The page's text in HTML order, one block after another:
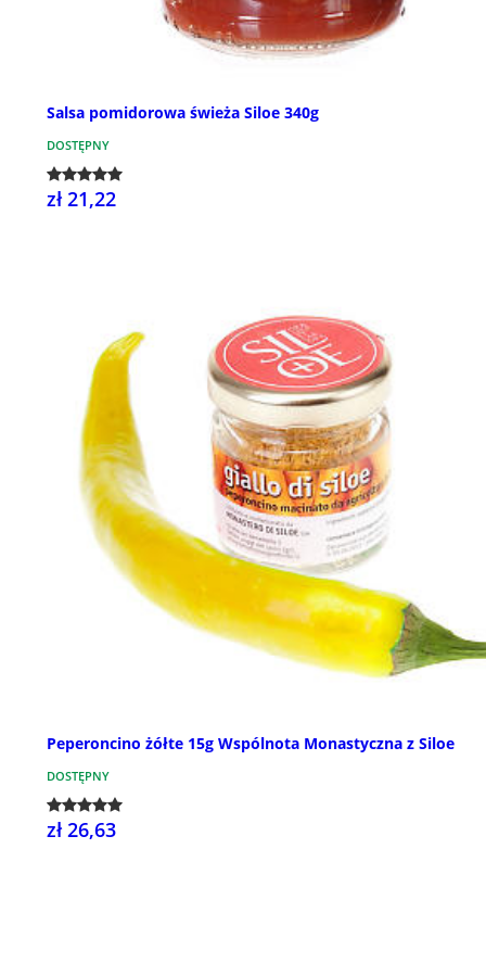
Salsa pomidorowa świeża Siloe 340g
DOSTĘPNY
zł 21,22
Peperoncino żółte 15g Wspólnota Monastyczna z Siloe
DOSTĘPNY
zł 26,63